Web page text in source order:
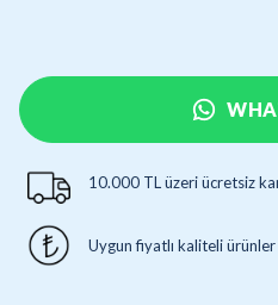
10.000 TL üzeri ücretsiz
Uygun fiyatlı kaliteli ürünler